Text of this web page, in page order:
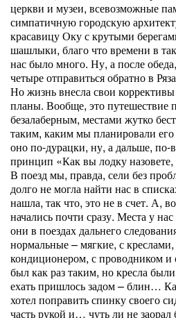
церкви и музеи, всевозможные
симпатичную городскую
красавицу Оку с крутыми
шашлыки, благо что времени в
нас было много. Ну, а после
четыре отправиться обратно в
Но жизнь внесла свои
планы. Вообще, это путешествие
безалаберным, местами жутко
таким, каким мы планировали его
оно по-дурацки, ну, а дальше, по-
принцип «Как вы лодку
В поезд мы, правда, сели без
долго не могла найти нас в
нашла, так что, это не в счет. А,
начались почти сразу. Места у
они в поездах дальнего
нормальные – мягкие, с креслами,
кондиционером, с проводником
был как раз таким, но кресла
ехать пришлось задом – блин…
хотел поправить спинку своего
часть рукой и… чуть ли не